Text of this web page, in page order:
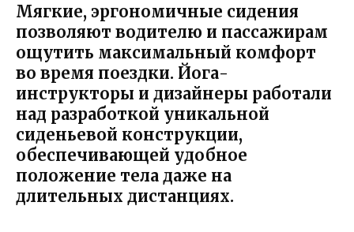
Мягкие, эргономичные сидения
позволяют водителю и пассажирам
ощутить максимальный комфорт
во время поездки. Йога-
инструкторы и дизайнеры работали
над разработкой уникальной
сиденьевой конструкции,
обеспечивающей удобное
положение тела даже на
длительных дистанциях.